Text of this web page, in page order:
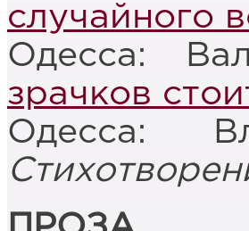
случайного
Одесса:
зрачков
Одесса: